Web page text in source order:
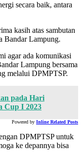
secara baik, antara
kasih atas sambutan
Bandar Lampung.
agar ada komunikasi
Lampung bersama
melalui DPMPTSP.
pada Hari
Cup I 2023
Powered by Inline Related Posts
DPMPTSP untuk
ke depannya bisa